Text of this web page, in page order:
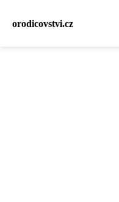
orodicovstvi.cz